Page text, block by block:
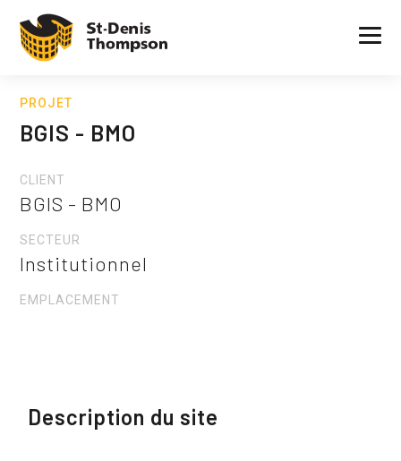
PROJET
BGIS - BMO
CLIENT
BGIS - BMO
SECTEUR
Institutionnel
EMPLACEMENT
Description du site